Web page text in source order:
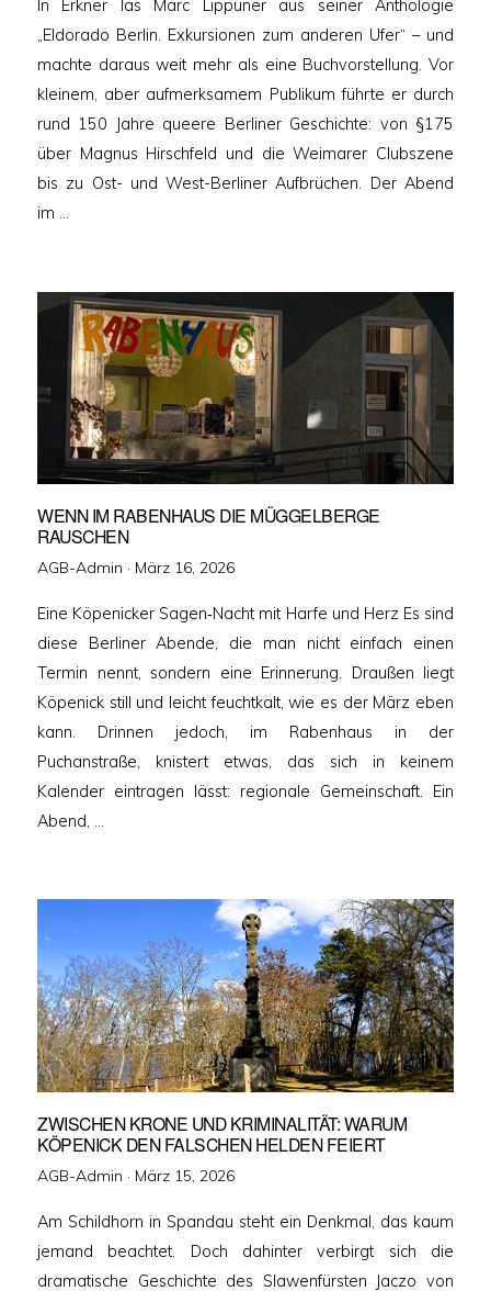
In Erkner las Marc Lippuner aus seiner Anthologie
„Eldorado Berlin. Exkursionen zum anderen Ufer“ – und
machte daraus weit mehr als eine Buchvorstellung. Vor
kleinem, aber aufmerksamem Publikum führte er durch
rund 150 Jahre queere Berliner Geschichte: von §175
über Magnus Hirschfeld und die Weimarer Clubszene
bis zu Ost- und West-Berliner Aufbrüchen. Der Abend
im …
WENN IM RABENHAUS DIE MÜGGELBERGE
RAUSCHEN
AGB-Admin · Veröffentlicht
März 16, 2026
Eine Köpenicker Sagen‑Nacht mit Harfe und Herz Es sind
diese Berliner Abende, die man nicht einfach einen
Termin nennt, sondern eine Erinnerung. Draußen liegt
Köpenick still und leicht feuchtkalt, wie es der März eben
kann. Drinnen jedoch, im Rabenhaus in der
Puchanstraße, knistert etwas, das sich in keinem
Kalender eintragen lässt: regionale Gemeinschaft. Ein
Abend, …
ZWISCHEN KRONE UND KRIMINALITÄT: WARUM
KÖPENICK DEN FALSCHEN HELDEN FEIERT
AGB-Admin · Veröffentlicht
März 15, 2026
Am Schildhorn in Spandau steht ein Denkmal, das kaum
jemand beachtet. Doch dahinter verbirgt sich die
dramatische Geschichte des Slawenfürsten Jaczo von